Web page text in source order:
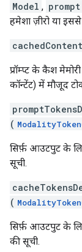
Model , prompt
हमेशा ज़ीरो या इससे
प्रॉम्प्ट के कैश
कॉन्टेंट) में मौजूद
(
सिर्फ़ आउटपुट के
सूची.
(
सिर्फ़ आउटपुट के
की सूची.